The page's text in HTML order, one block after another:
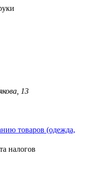
13
товаров (одежда,
налогов